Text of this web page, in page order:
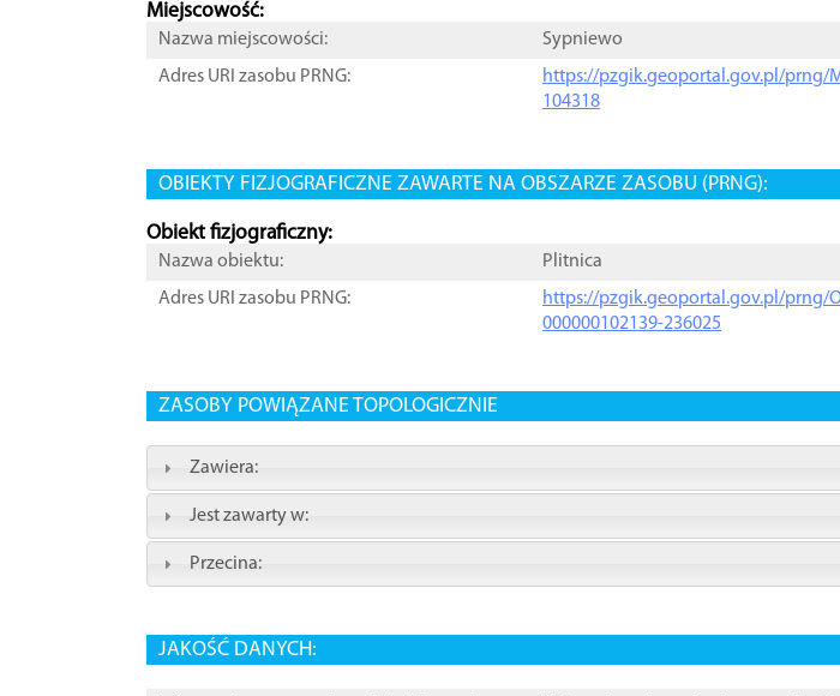
Miejscowość:
Nazwa miejscowości:
Sypniewo
Adres URI zasobu PRNG:
https://pzgik.geoportal.gov.pl/prng/
104318
OBIEKTY FIZJOGRAFICZNE ZAWARTE NA OBSZARZE ZASOBU (PRNG):
Obiekt fizjograficzny:
Nazwa obiektu:
Plitnica
Adres URI zasobu PRNG:
https://pzgik.geoportal.gov.pl/prng/
000000102139-236025
ZASOBY POWIĄZANE TOPOLOGICZNIE
Zawiera:
Jest zawarty w:
Przecina:
JAKOŚĆ DANYCH: